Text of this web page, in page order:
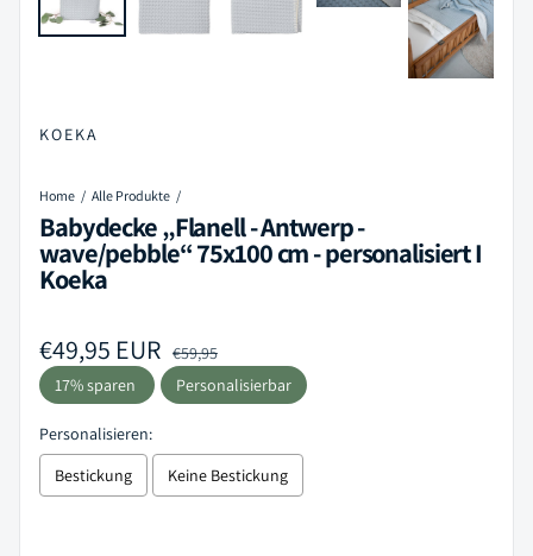
KOEKA
Home Alle Produkte
Babydecke „Flanell - Antwerp -
wave/pebble“ 75x100 cm - personalisiert I
Koeka
Verkaufspreis
€49,95 EUR
Regulärer Preis
€59,95
17% sparen
Personalisierbar
Personalisieren:
Bestickung
Keine Bestickung